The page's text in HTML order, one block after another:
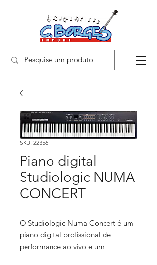
SKU: 22356
Piano digital
Studiologic NUMA
CONCERT
O Studiologic Numa Concert é um
piano digital profissional de
performance ao vivo e um